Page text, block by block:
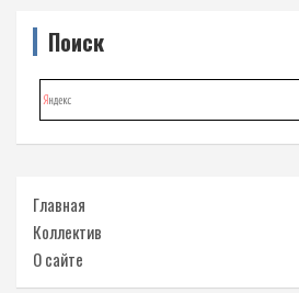
Поиск
Главная
Коллектив
О сайте